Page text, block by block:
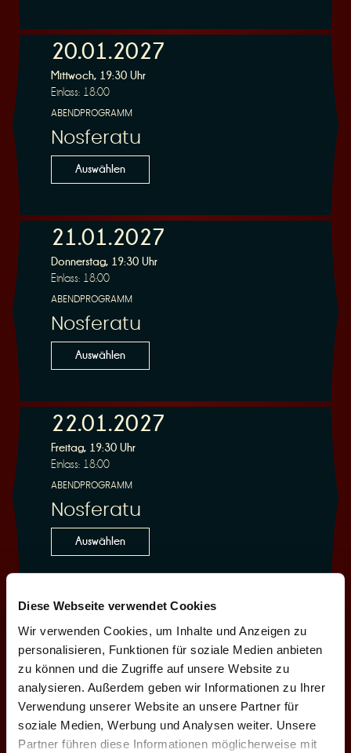
Diese Webseite verwendet Cookies
Wir verwenden Cookies, um Inhalte und Anzeigen zu
personalisieren, Funktionen für soziale Medien anbieten
zu können und die Zugriffe auf unsere Website zu
analysieren. Außerdem geben wir Informationen zu Ihrer
Verwendung unserer Website an unsere Partner für
soziale Medien, Werbung und Analysen weiter. Unsere
Partner führen diese Informationen möglicherweise mit
e
r
v
i
e
r
u
20.01.2027
Mittwoch, 19:30 Uhr
Einlass: 18:00
ABENDPROGRAMM
Nosferatu
Auswählen
21.01.2027
Donnerstag, 19:30 Uhr
Einlass: 18:00
ABENDPROGRAMM
Nosferatu
Auswählen
22.01.2027
Freitag, 19:30 Uhr
Einlass: 18:00
ABENDPROGRAMM
Nosferatu
Auswählen
23.01.2027
Samstag, 18:00 Uhr
Einlass: 16:30
ABENDPROGRAMM
Nosferatu
Auswählen